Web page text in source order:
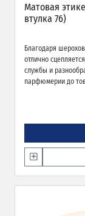
Матовая
втулка 76)
Благодаря
отлично
службы и
парфюмерии до
обеспечивает